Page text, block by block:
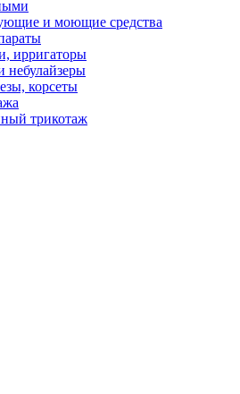
и моющие средства
ирригаторы
небулайзеры
корсеты
трикотаж